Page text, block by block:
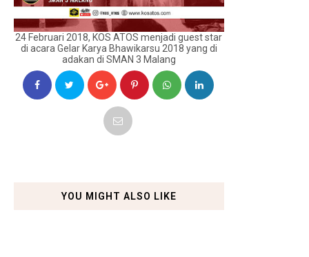
24 Februari 2018, KOS ATOS menjadi guest star
di acara Gelar Karya Bhawikarsu 2018 yang di
adakan di SMAN 3 Malang
YOU MIGHT ALSO LIKE